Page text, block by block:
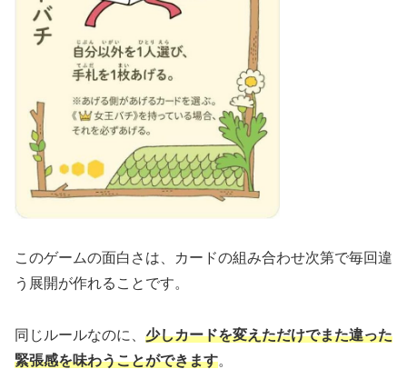
このゲームの面白さは、カードの組み合わせ次第で毎回違
う展開が作れることです。
同じルールなのに、 少しカードを変えただけでまた違った
緊張感を味わうことができます。